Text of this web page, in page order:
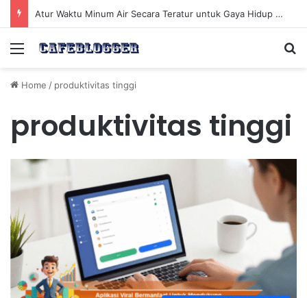
Atur Waktu Minum Air Secara Teratur untuk Gaya Hidup Sehat Sepanjang Hari
Menu
Home / produktivitas tinggi
produktivitas tinggi